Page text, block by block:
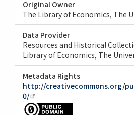
Original Owner
The Library of Economics, The
Data Provider
Resources and Historical
Library of Economics, The
Metadata Rights
http://creativecommons.org/
0/